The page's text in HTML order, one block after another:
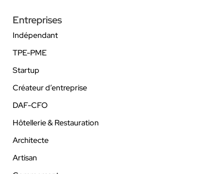
Entreprises
Indépendant
TPE-PME
Startup
Créateur d’entreprise
DAF-CFO
Hôtellerie & Restauration
Architecte
Artisan